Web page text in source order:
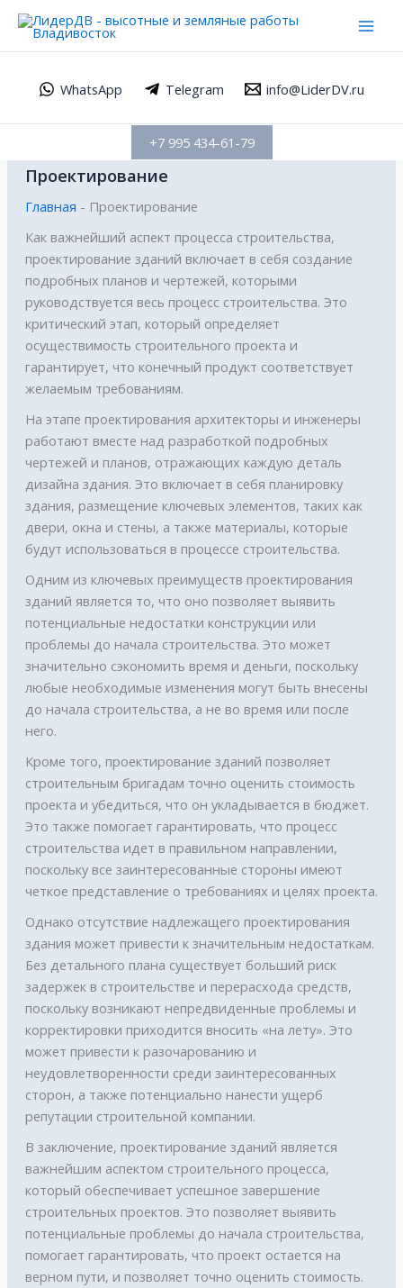
Перейти
содержимому
Main
WhatsApp Telegram info@LiderDV.ru
+7 995 434-61-79
Проектирование
Главная - Проектирование
Как важнейший аспект процесса строительства,
проектирование зданий включает в себя создание
подробных планов и чертежей, которыми
руководствуется весь процесс строительства. Это
критический этап, который определяет
осуществимость строительного проекта и
гарантирует, что конечный продукт соответствует
желаемым требованиям.
На этапе проектирования архитекторы и инженеры
работают вместе над разработкой подробных
чертежей и планов, отражающих каждую деталь
дизайна здания. Это включает в себя планировку
здания, размещение ключевых элементов, таких как
двери, окна и стены, а также материалы, которые
будут использоваться в процессе строительства.
Одним из ключевых преимуществ проектирования
зданий является то, что оно позволяет выявить
потенциальные недостатки конструкции или
проблемы до начала строительства. Это может
значительно сэкономить время и деньги, поскольку
любые необходимые изменения могут быть внесены
до начала строительства, а не во время или после
него.
Кроме того, проектирование зданий позволяет
строительным бригадам точно оценить стоимость
проекта и убедиться, что он укладывается в бюджет.
Это также помогает гарантировать, что процесс
строительства идет в правильном направлении,
поскольку все заинтересованные стороны имеют
четкое представление о требованиях и целях проекта.
Однако отсутствие надлежащего проектирования
здания может привести к значительным недостаткам.
Без детального плана существует больший риск
задержек в строительстве и перерасхода средств,
поскольку возникают непредвиденные проблемы и
корректировки приходится вносить «на лету». Это
может привести к разочарованию и
неудовлетворенности среди заинтересованных
сторон, а также потенциально нанести ущерб
репутации строительной компании.
В заключение, проектирование зданий является
важнейшим аспектом строительного процесса,
который обеспечивает успешное завершение
строительных проектов. Это позволяет выявить
потенциальные проблемы до начала строительства,
помогает гарантировать, что проект остается на
верном пути, и позволяет точно оценить стоимость.
Поиск: